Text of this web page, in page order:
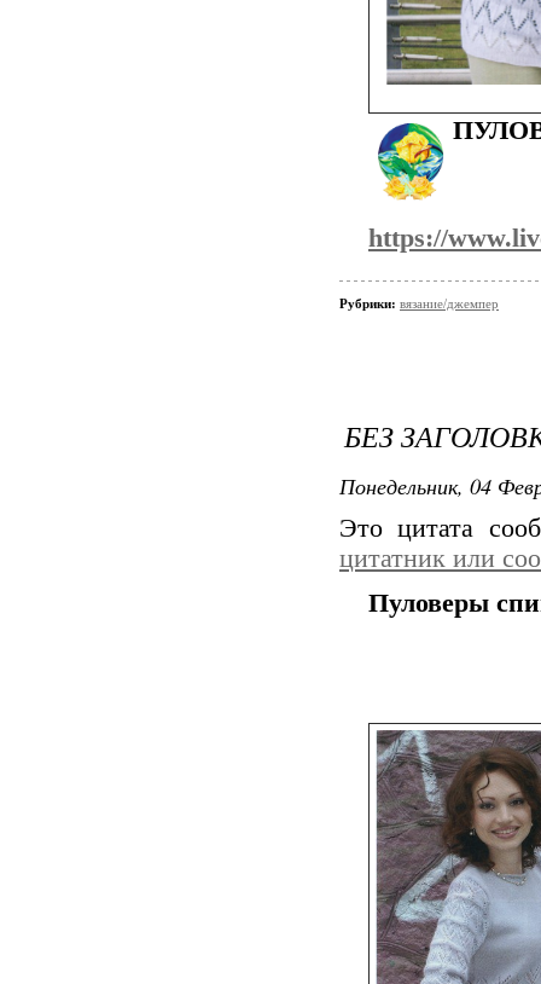
https://
Рубрики: вязание/джемпер
БЕЗ
Понедельник, 04
Это цитата
цитатник или
Пуловеры